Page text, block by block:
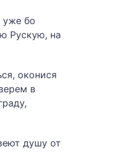
уже бо
Рускую, на
оконися
в
душу от